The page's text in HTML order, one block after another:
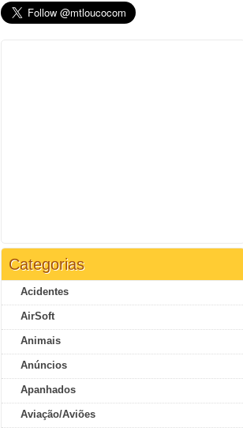
Categorias
Acidentes
AirSoft
Animais
Anúncios
Apanhados
Aviação/Aviões